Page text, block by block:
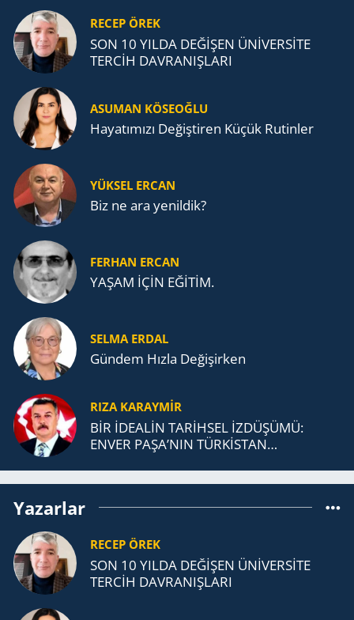
RECEP ÖREK
SON 10 YILDA DEĞİŞEN ÜNİVERSİTE
TERCİH DAVRANIŞLARI
ASUMAN KÖSEOĞLU
Ha­ya­tı­mı­zı De­ğiş­ti­ren Küçük Ru­tin­ler
YÜKSEL ERCAN
Biz ne ara yenildik?
FERHAN ERCAN
YAŞAM İÇİN EĞİTİM.
SELMA ERDAL
Gündem Hızla Değişirken
RIZA KARAYMIR
BİR İDEALİN TARİHSEL İZDÜŞÜMÜ:
ENVER PAŞA’NIN TÜRKİSTAN
Yazarlar
RECEP ÖREK
SON 10 YILDA DEĞİŞEN ÜNİVERSİTE
TERCİH DAVRANIŞLARI